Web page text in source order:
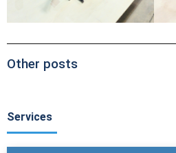
Other posts
Services